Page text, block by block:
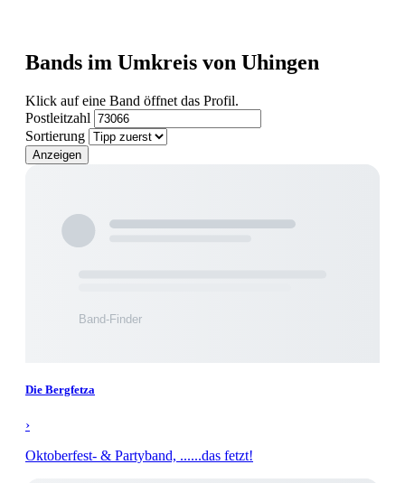
Bands im Umkreis von Uhingen
Klick auf eine Band öffnet das Profil.
Postleitzahl
Sortierung
Anzeigen
Die Bergfetza
›
Oktoberfest- & Partyband, ......das fetzt!